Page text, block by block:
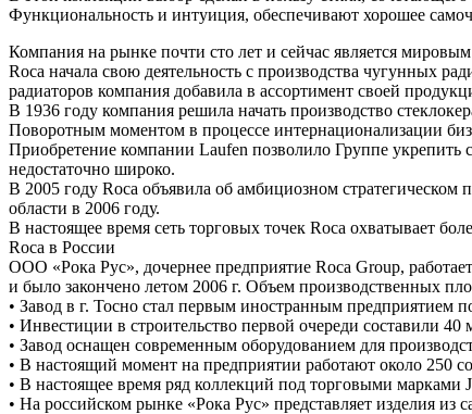
Функциональность и интуиция, обеспечивают хорошее
Компания на рынке почти сто лет и сейчас является
Roca начала свою деятельность с производства чугунных
радиаторов компания добавила в ассортимент своей
В 1936 году компания решила начать производство
Поворотным моментом в процессе интернационализации
Приобретение компании Laufen позволило Группе
недостаточно широко.
В 2005 году Roca объявила об амбициозном стратегическом
области в 2006 году.
В настоящее время сеть торговых точек Roca охватывает
Roca в России
ООО «Рока Рус», дочернее предприятие Roca Group,
и было закончено летом 2006 г. Объем производственных
• Завод в г. Тосно стал первым иностранным предприятием
• Инвестиции в строительство первой очереди составили 40
• Завод оснащен современным оборудованием для
• В настоящий момент на предприятии работают около 250
• В настоящее время ряд коллекций под торговыми марками
• На российском рынке «Рока Рус» представляет изделия